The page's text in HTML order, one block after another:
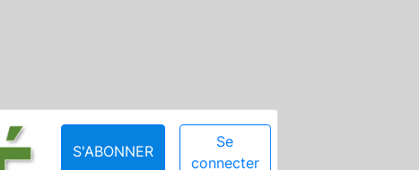
S'ABONNER
Se
connecter